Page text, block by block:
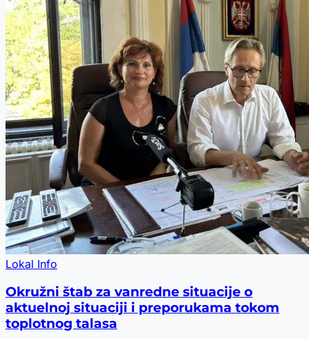
Lokal Info
Okružni štab za vanredne situacije o
aktuelnoj situaciji i preporukama tokom
toplotnog talasa